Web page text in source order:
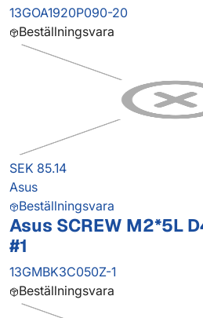
13GOA1920P090-20
Beställningsvara
SEK 85.14
Asus
Beställningsvara
Asus SCREW M2*5L
#1
13GMBK3C050Z-1
Beställningsvara